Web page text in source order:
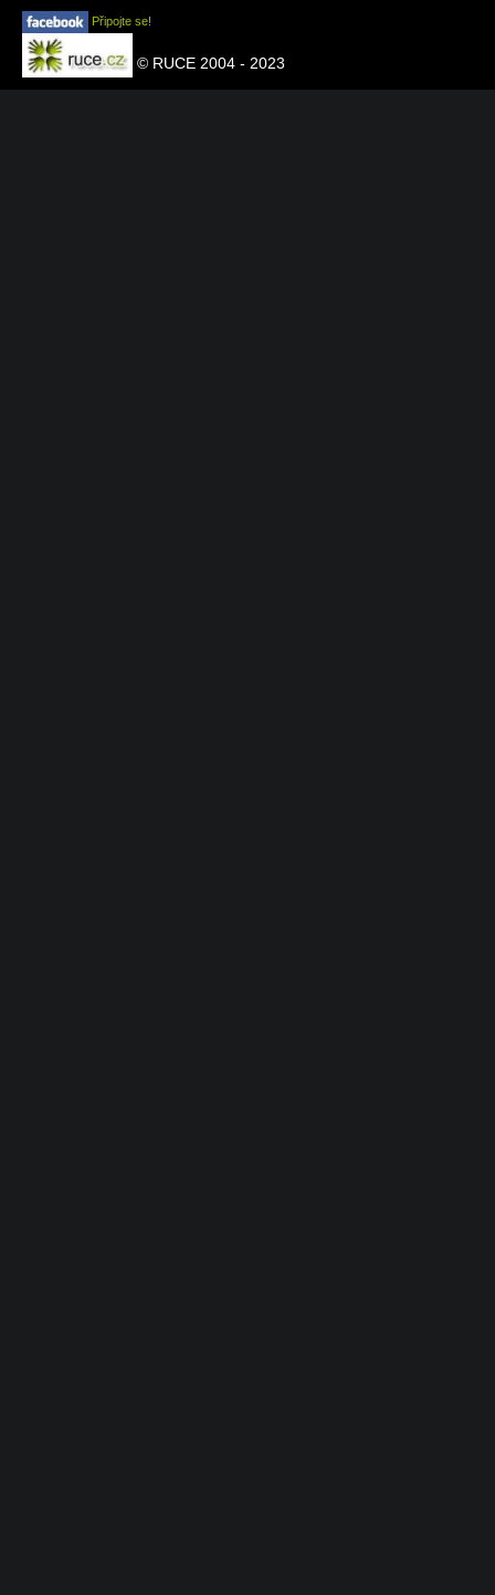
Připojte se!
© RUCE 2004 - 2023